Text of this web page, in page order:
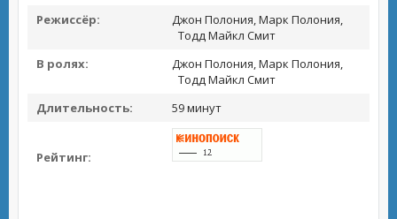
Режиссёр:
Джон Полония, Марк Полония,
Тодд Майкл Смит
В ролях:
Джон Полония, Марк Полония,
Тодд Майкл Смит
Длительность:
59 минут
Рейтинг: